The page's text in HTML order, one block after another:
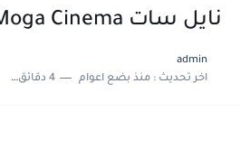
نايل سات Moga Cinema
admin
اخر تحديث :منذ بضع اعوام 4 دقائق للقراءة